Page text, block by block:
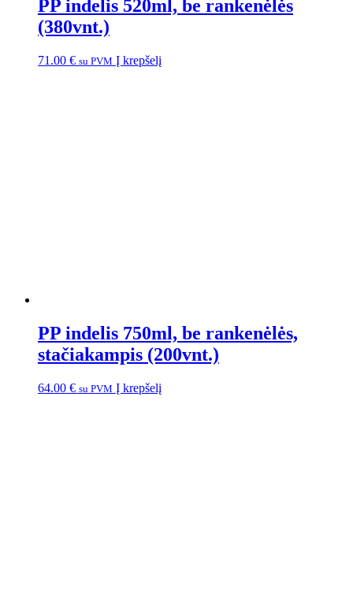
PP indelis 520ml, be rankenėlės
(380vnt.)
71.00 € su PVM Į krepšelį
PP indelis 750ml, be rankenėlės,
stačiakampis (200vnt.)
64.00 € su PVM Į krepšelį